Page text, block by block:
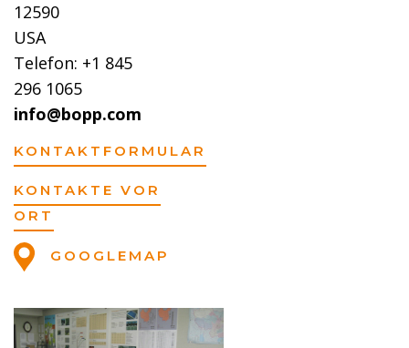
12590
USA
Telefon: +1 845
296 1065
info@bopp.com
KONTAKTFORMULAR
KONTAKTE VOR
ORT
GOOGLEMAP